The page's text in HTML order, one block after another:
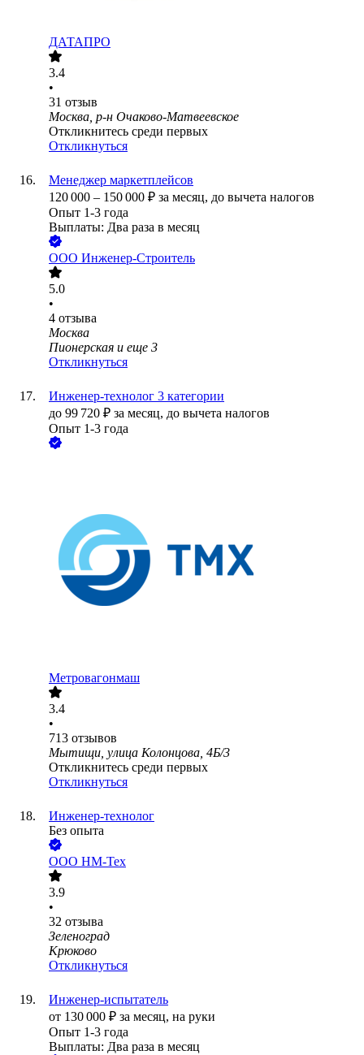
ДАТАПРО
3.4
•
31 отзыв
Москва, р-н Очаково-Матвеевское
Откликнитесь среди первых
Откликнуться
Менеджер маркетплейсов
120 000 – 150 000 ₽ за месяц, до вычета налогов
Опыт 1-3 года
Выплаты: Два раза в месяц
ООО Инженер-Строитель
5.0
•
4 отзыва
Москва
Пионерская и еще 3
Откликнуться
Инженер-технолог 3 категории
до 99 720 ₽ за месяц, до вычета налогов
Опыт 1-3 года
Метровагонмаш
3.4
•
713 отзывов
Мытищи, улица Колонцова, 4Б/3
Откликнитесь среди первых
Откликнуться
Инженер-технолог
Без опыта
ООО НМ-Тех
3.9
•
32 отзыва
Зеленоград
Крюково
Откликнуться
Инженер-испытатель
от 130 000 ₽ за месяц, на руки
Опыт 1-3 года
Выплаты: Два раза в месяц